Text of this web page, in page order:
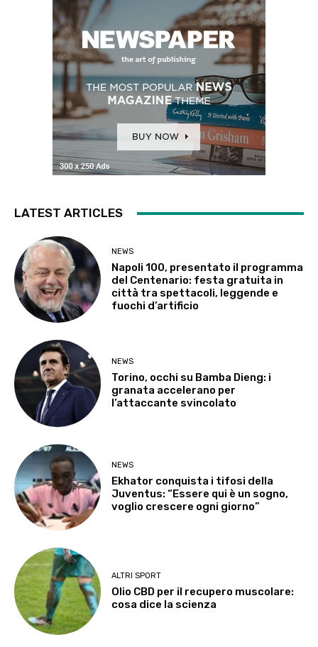
LATEST ARTICLES
NEWS
Napoli 100, presentato il programma
del Centenario: festa gratuita in
città tra spettacoli, leggende e
fuochi d’artificio
NEWS
Torino, occhi su Bamba Dieng: i
granata accelerano per
l’attaccante svincolato
NEWS
Ekhator conquista i tifosi della
Juventus: “Essere qui è un sogno,
voglio crescere ogni giorno”
ALTRI SPORT
Olio CBD per il recupero muscolare:
cosa dice la scienza